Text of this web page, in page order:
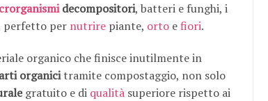
decompositori, batteri e funghi, i
perfetto per nutrire piante, orto efiori.
organico che finisce inutilmente in
organicitramite compostaggio, non solo
gratuito e di qualità superiore rispetto ai